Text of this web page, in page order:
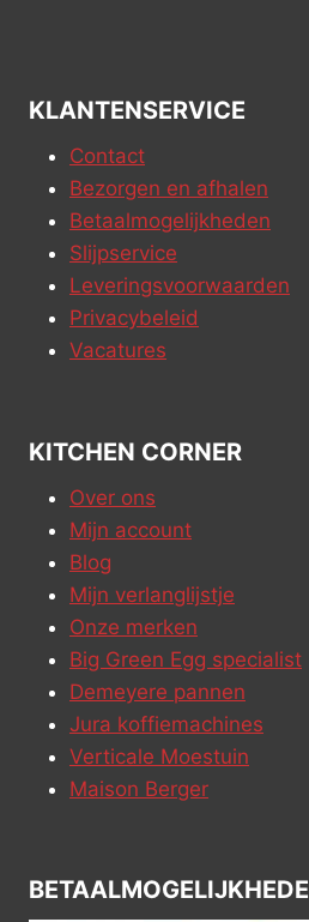
KLANTENSERVICE
Contact
Bezorgen en afhalen
Betaalmogelijkheden
Slijpservice
Leveringsvoorwaarden
Privacybeleid
Vacatures
KITCHEN CORNER
Over ons
Mijn account
Blog
Mijn verlanglijstje
Onze merken
Big Green Egg specialist
Demeyere pannen
Jura koffiemachines
Verticale Moestuin
Maison Berger